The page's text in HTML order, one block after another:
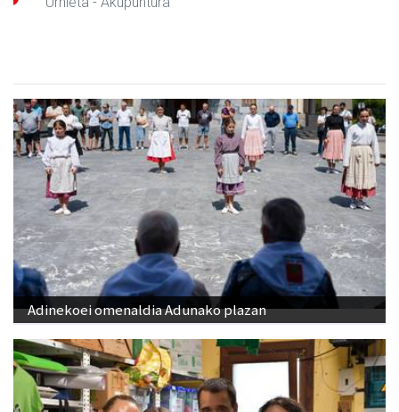
Adinekoei omenaldia Adunako plazan